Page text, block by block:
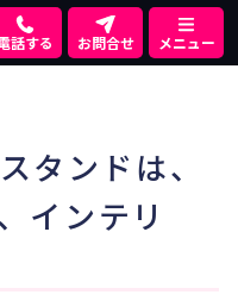
話する お問合せ メニュー
タンドは、
インテリ